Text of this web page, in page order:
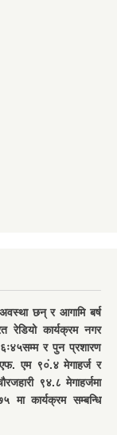
छन् र आगामि बर्ष
रेडियो कार्यक्रम नगर
र पुन प्रशारण
एम ९०ं.४ मेगाहर्ज र
९४.८ मेगाहर्जमा
कार्यक्रम सम्बन्धि